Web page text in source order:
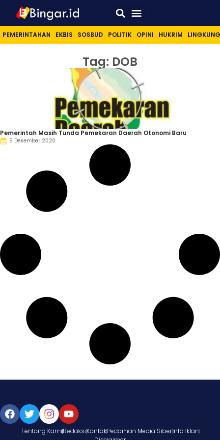
PEMERINTAHAN EKBIS SOSBUD POLITIK OPINI HUKRIM
Tag: DOB
Pemerintah Masih Tunda Pemekaran Daerah Otonomi Baru
5 Desember 2020
Tentang KamiRedaksiKontakPedoman Media SiberInfo Iklan